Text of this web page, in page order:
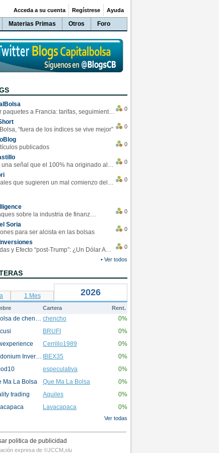
Materias Primas Otros Foro
Acceda a su cuenta Regístrese Ayuda
Enviar paquetes a Francia: tarifas, seguimiento y ventajas destacadas
0
“fuera de los índices se vive mejor”
0
publicados
0
Se da una señal que el 100% ha originado alzas en las bolsas
0
4 Señales que sugieren un mal comienzo del 3T de la economía EEUU
0
Los ciberataques sobre la industria de finanzas se han duplicado este año
0
Soria
para ser alcista en las bolsas
0
Monedas y Efecto “post-Trump”: ¿Un Dólar Americano operando en rangos?
0
• Ver todos
1 Mes 2026
Cartera Rent.
la bolsa de chencho chencho 0%
BRUFI 0%
Cerrillo1989 0%
Mindonium Inversions IBEX35 0%
especulativa 0%
Ma La Bolsa Que Ma La Bolsa 0%
trading Aquiles 0%
Lavacapaca 0%
Ver todas
politica de publicidad
expresa de ©JCCM,slu